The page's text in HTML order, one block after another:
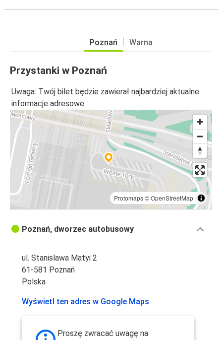
Poznań Warna
Przystanki w Poznań
Uwaga: Twój bilet będzie zawierał najbardziej aktualne
informacje adresowe.
Protomaps©OpenStreetMap
Poznań, dworzec autobusowy
ul. Stanislawa Matyi 2
61-581 Poznań
Polska
Wyświetl ten adres w Google Maps
Proszę zwracać uwagę na